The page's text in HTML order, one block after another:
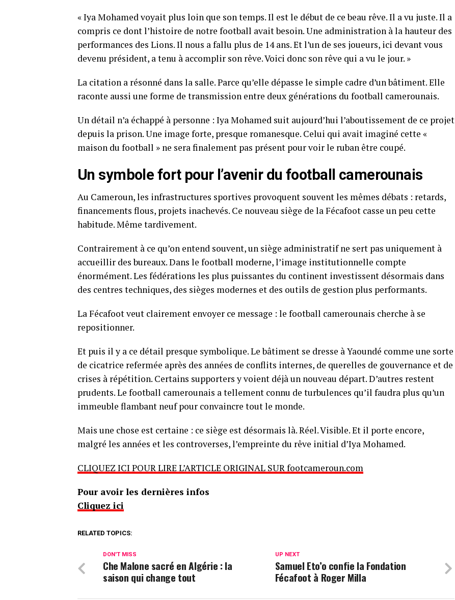
« Iya Mohamed voyait plus loin que son temps. Il est le début de ce beau rêve. Il a vu juste. Il a
compris ce dont l’histoire de notre football avait besoin. Une administration à la hauteur des
performances des Lions. Il nous a fallu plus de 14 ans. Et l’un de ses joueurs, ici devant vous
devenu président, a tenu à accomplir son rêve. Voici donc son rêve qui a vu le jour. »
La citation a résonné dans la salle. Parce qu’elle dépasse le simple cadre d’un bâtiment. Elle
raconte aussi une forme de transmission entre deux générations du football camerounais.
Un détail n’a échappé à personne : Iya Mohamed suit aujourd’hui l’aboutissement de ce projet
depuis la prison. Une image forte, presque romanesque. Celui qui avait imaginé cette «
maison du football » ne sera finalement pas présent pour voir le ruban être coupé.
Un symbole fort pour l’avenir du football camerounais
Au Cameroun, les infrastructures sportives provoquent souvent les mêmes débats : retards,
financements flous, projets inachevés. Ce nouveau siège de la Fécafoot casse un peu cette
habitude. Même tardivement.
Contrairement à ce qu’on entend souvent, un siège administratif ne sert pas uniquement à
accueillir des bureaux. Dans le football moderne, l’image institutionnelle compte
énormément. Les fédérations les plus puissantes du continent investissent désormais dans
des centres techniques, des sièges modernes et des outils de gestion plus performants.
La Fécafoot veut clairement envoyer ce message : le football camerounais cherche à se
repositionner.
Et puis il y a ce détail presque symbolique. Le bâtiment se dresse à Yaoundé comme une sorte
de cicatrice refermée après des années de conflits internes, de querelles de gouvernance et de
crises à répétition. Certains supporters y voient déjà un nouveau départ. D’autres restent
prudents. Le football camerounais a tellement connu de turbulences qu’il faudra plus qu’un
immeuble flambant neuf pour convaincre tout le monde.
Mais une chose est certaine : ce siège est désormais là. Réel. Visible. Et il porte encore,
malgré les années et les controverses, l’empreinte du rêve initial d’Iya Mohamed.
CLIQUEZ ICI POUR LIRE L’ARTICLE ORIGINAL SUR footcameroun.com
Pour avoir les dernières infos
Cliquez ici
RELATED TOPICS:
UP NEXT
Samuel Eto’o confie la Fondation
Fécafoot à Roger Milla
DON'T MISS
Che Malone sacré en Algérie : la
saison qui change tout